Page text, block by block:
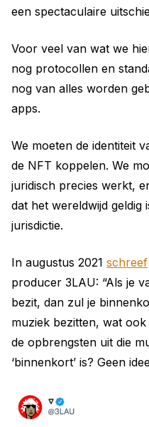
een spectaculaire
Voor veel van wat we
nog protocollen en
nog van alles worden
apps.
We moeten de identiteit
de NFT koppelen. We
juridisch precies werkt,
dat het wereldwijd geldig
jurisdictie.
In augustus 2021 schreef
producer 3LAU: “Als je
bezit, dan zul je
muziek bezitten, wat
de opbrengsten uit die
‘binnenkort’ is? Geen